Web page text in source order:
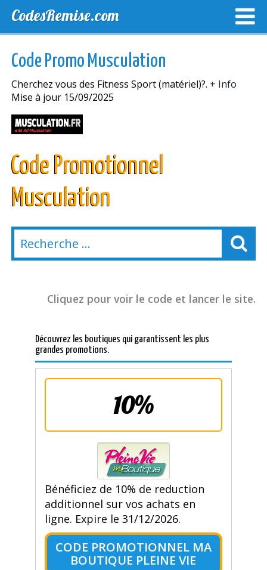
CodesRemise.com
NOUVELLES MAGASINS
Code Promo Musculation
Cherchez vous des Fitness Sport (matériel)?. + Info
Mise à jour 15/09/2025
Code Promotionnel
Musculation
Cliquez pour voir le code et lancer le site.
Découvrez les boutiques qui garantissent les plus
grandes promotions.
10%
Bénéficiez de 10% de reduction
additionnel sur vos achats en
ligne. Expire le 31/12/2026.
CODE PROMOTIONNEL MA
BOUTIQUE PLEINE VIE